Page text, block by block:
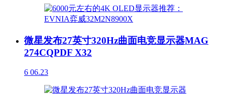
微星发布27英寸320Hz曲面电竞显示器MAG
274CQPDF X32
6 06.23